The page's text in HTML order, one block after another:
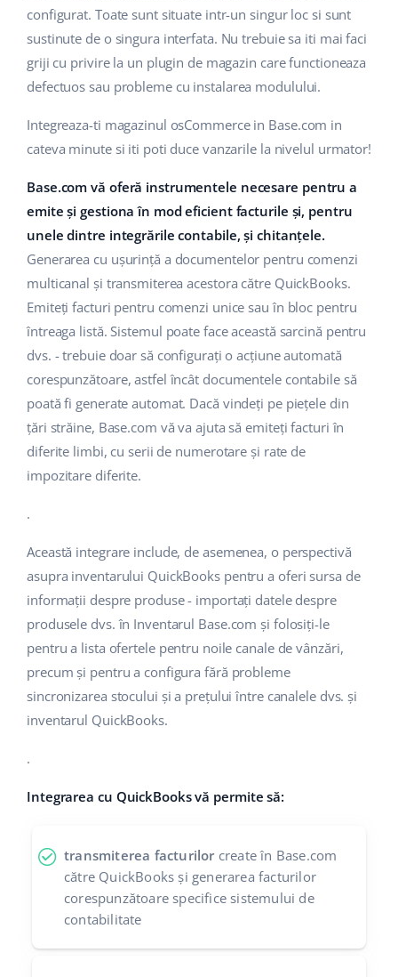
configurat. Toate sunt situate intr-un singur loc si sunt
sustinute de o singura interfata. Nu trebuie sa iti mai faci
griji cu privire la un plugin de magazin care functioneaza
defectuos sau probleme cu instalarea modulului.
Integreaza-ti magazinul osCommerce in Base.com in
cateva minute si iti poti duce vanzarile la nivelul urmator!
Base.com vă oferă instrumentele necesare pentru a
emite și gestiona în mod eficient facturile și, pentru
unele dintre integrările contabile, și chitanțele.
Generarea cu ușurință a documentelor pentru comenzi
multicanal și transmiterea acestora către QuickBooks.
Emiteți facturi pentru comenzi unice sau în bloc pentru
întreaga listă. Sistemul poate face această sarcină pentru
dvs. - trebuie doar să configurați o acțiune automată
corespunzătoare, astfel încât documentele contabile să
poată fi generate automat. Dacă vindeți pe piețele din
țări străine, Base.com vă va ajuta să emiteți facturi în
diferite limbi, cu serii de numerotare și rate de
impozitare diferite.
.
Această integrare include, de asemenea, o perspectivă
asupra inventarului QuickBooks pentru a oferi sursa de
informații despre produse - importați datele despre
produsele dvs. în Inventarul Base.com și folosiți-le
pentru a lista ofertele pentru noile canale de vânzări,
precum și pentru a configura fără probleme
sincronizarea stocului și a prețului între canalele dvs. și
inventarul QuickBooks.
.
Integrarea cu QuickBooks vă permite să:
transmiterea facturilor create în Base.com
către QuickBooks și generarea facturilor
corespunzătoare specifice sistemului de
contabilitate